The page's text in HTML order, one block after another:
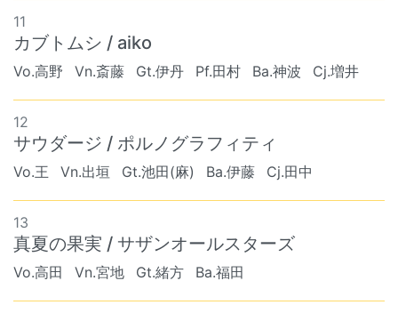
11
カブトムシ / aiko
Vo.高野 Vn.斎藤 Gt.伊丹 Pf.田村 Ba.神波 Cj.増井
12
サウダージ / ポルノグラフィティ
Vo.王 Vn.出垣 Gt.池田(麻) Ba.伊藤 Cj.田中
13
真夏の果実 / サザンオールスターズ
Vo.高田 Vn.宮地 Gt.緒方 Ba.福田